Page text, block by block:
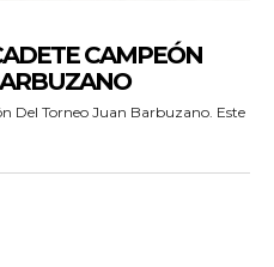
CAMPEÓN
Del Torneo Juan Barbuzano. Este